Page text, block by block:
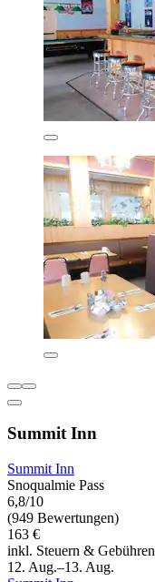
Summit Inn
Summit Inn
Snoqualmie Pass
6,8/10
(949 Bewertungen)
163 €
inkl. Steuern & Gebühren
12. Aug.–13. Aug.